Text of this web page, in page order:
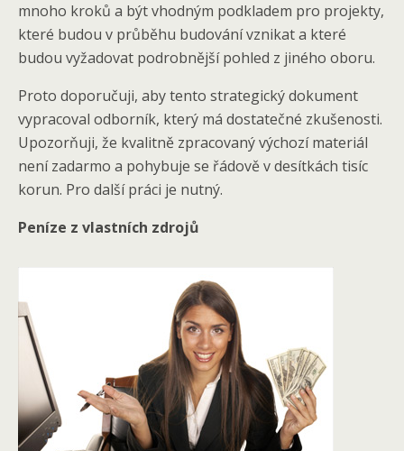
mnoho kroků a být vhodným podkladem pro projekty,
které budou v průběhu budování vznikat a které
budou vyžadovat podrobnější pohled z jiného oboru.
Proto doporučuji, aby tento strategický dokument
vypracoval odborník, který má dostatečné zkušenosti.
Upozorňuji, že kvalitně zpracovaný výchozí materiál
není zadarmo a pohybuje se řádově v desítkách tisíc
korun. Pro další práci je nutný.
Peníze z vlastních zdrojů